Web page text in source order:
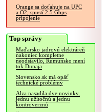
Orange sa doťahuje na UPC
a O2, spustí 2.5 Gbps
pripojenie
Top správy
Maďarsko jadrovú elektráreň
nakoniec kompletne
neodstavilo, Rumunsko mení
tok Dunaja
Slovensko.sk má opäť
technické problémy
Alza nasadila dve novinky,
jednu užitočnú a jednu
kontroverznú